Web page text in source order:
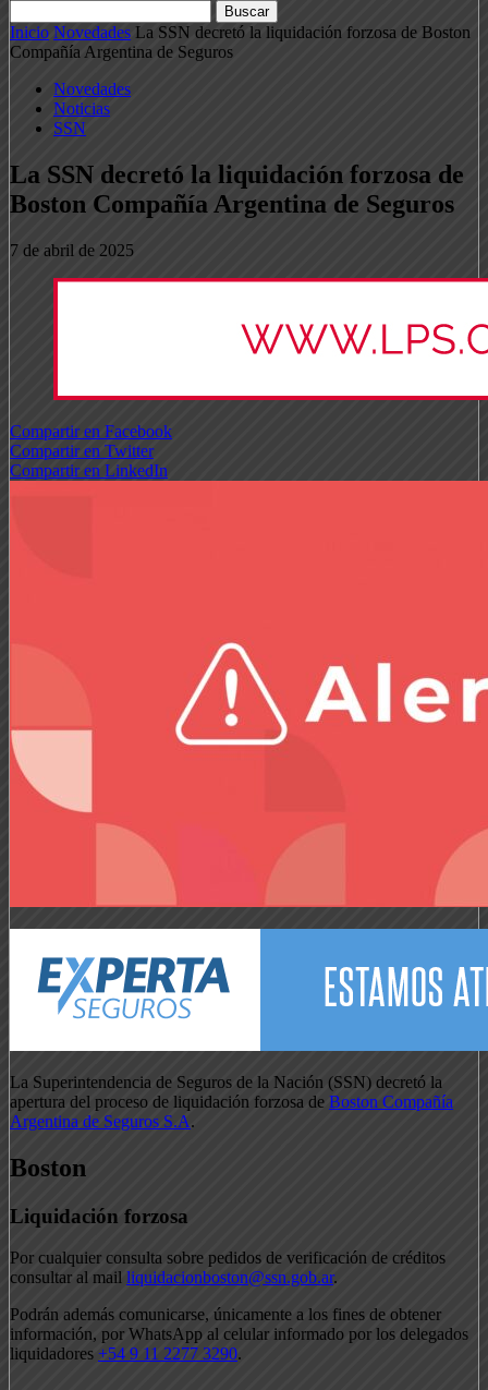
Inicio Novedades La SSN decretó la liquidación forzosa de Boston
Compañía Argentina de Seguros
Novedades
Noticias
SSN
La SSN decretó la liquidación forzosa de
Boston Compañía Argentina de Seguros
7 de abril de 2025
Compartir en Facebook
Compartir en Twitter
Compartir en LinkedIn
La Superintendencia de Seguros de la Nación (SSN) decretó la
apertura del proceso de liquidación forzosa de Boston Compañía
Argentina de Seguros S.A.
Boston
Liquidación forzosa
Por cualquier consulta sobre pedidos de verificación de créditos
consultar al mail liquidacionboston@ssn.gob.ar.
Podrán además comunicarse, únicamente a los fines de obtener
información, por WhatsApp al celular informado por los delegados
liquidadores +54 9 11 2277 3290.